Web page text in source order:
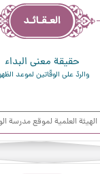
حقيقة معنى البداء
والردّ على الوقّاتين لموعد
الهیئة العلمیة لموقع مدرسة